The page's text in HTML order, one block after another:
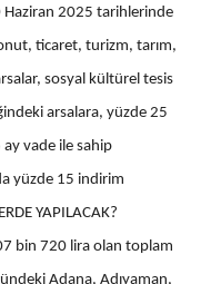
Haziran 2025 tarihlerinde
ticaret, turizm, tarım,
sosyal kültürel tesis
arsalara, yüzde 25
vade ile sahip
yüzde 15 indirim
YAPILACAK?
bin 720 lira olan toplam
Adana, Adıyaman,